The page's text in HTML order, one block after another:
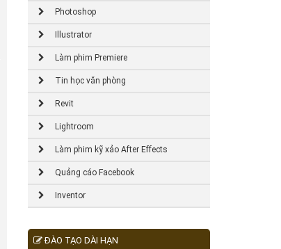
Photoshop
Illustrator
Làm phim Premiere
Tin học văn phòng
Revit
Lightroom
Làm phim kỹ xảo After Effects
Quảng cáo Facebook
Inventor
ĐÀO TẠO DÀI HẠN